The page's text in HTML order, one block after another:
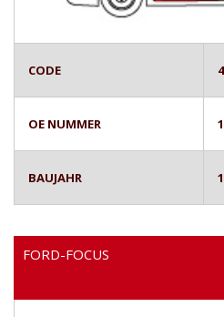
CODE
OE NUMMER
BAUJAHR
FORD-FOCUS